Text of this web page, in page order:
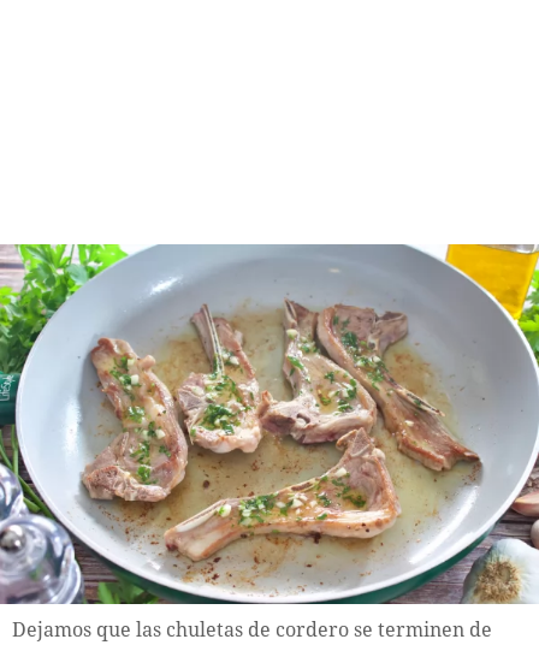
Dejamos que las chuletas de cordero se terminen de